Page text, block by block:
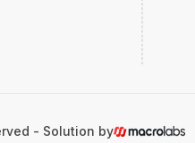
- Solution by